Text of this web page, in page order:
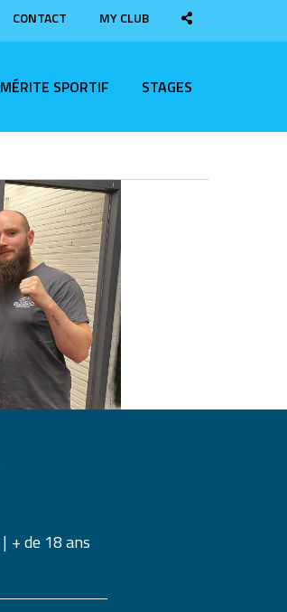
CONTACT MY CLUB
MÉRITE SPORTIF STAGES
+ de 18 ans